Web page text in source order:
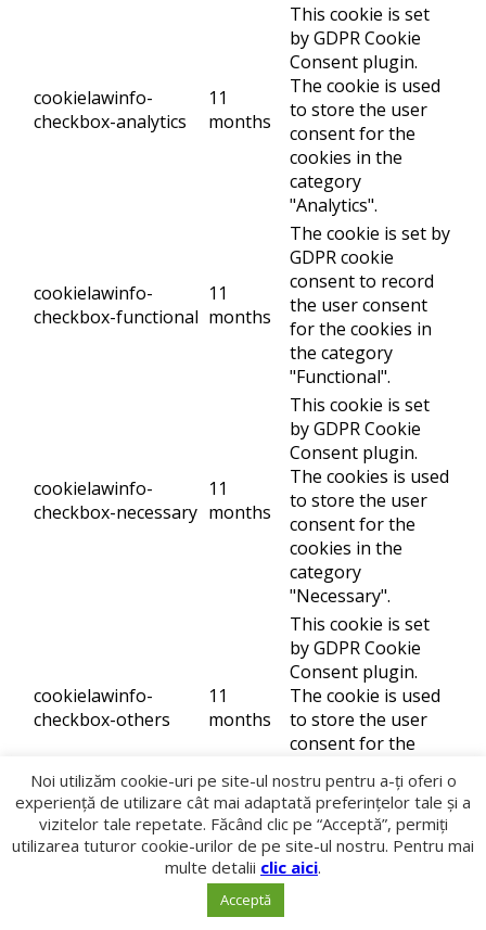
Noi utilizăm cookie-uri pe site-ul nostru pentru a-ți oferi o
experiență de utilizare cât mai adaptată preferințelor tale și a
vizitelor tale repetate. Făcând clic pe “Acceptă”, permiți
utilizarea tuturor cookie-urilor de pe site-ul nostru. Pentru mai
multe detalii clic aici.
Acceptă
cookielawinfo-
checkbox-analytics
11
months
This cookie is set
by GDPR Cookie
Consent plugin.
The cookie is used
to store the user
consent for the
cookies in the
category
"Analytics".
cookielawinfo-
checkbox-functional
11
months
The cookie is set by
GDPR cookie
consent to record
the user consent
for the cookies in
the category
"Functional".
cookielawinfo-
checkbox-necessary
11
months
This cookie is set
by GDPR Cookie
Consent plugin.
The cookies is used
to store the user
consent for the
cookies in the
category
"Necessary".
cookielawinfo-
checkbox-others
11
months
This cookie is set
by GDPR Cookie
Consent plugin.
The cookie is used
to store the user
consent for the
category "Other.
11
This cookie is set
by GDPR Cookie
Consent plugin.